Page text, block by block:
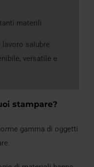
materili
lavoro salubre
versatile e
stampare?
gamma di oggetti